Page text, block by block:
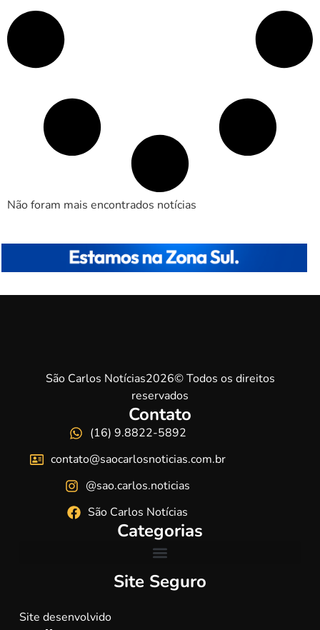
Não foram mais encontrados notícias
São Carlos Notícias2026© Todos os direitos
reservados
Contato
(16) 9.8822-5892
contato@saocarlosnoticias.com.br
@sao.carlos.noticias
São Carlos Notícias
Categorias
Site Seguro
Site desenvolvido